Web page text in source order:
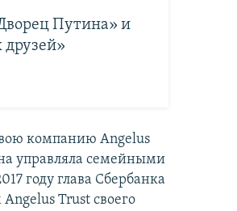
Путина» и
друзей»
компанию Angelus
управляла семейными
году глава Сбербанка
Trust своего